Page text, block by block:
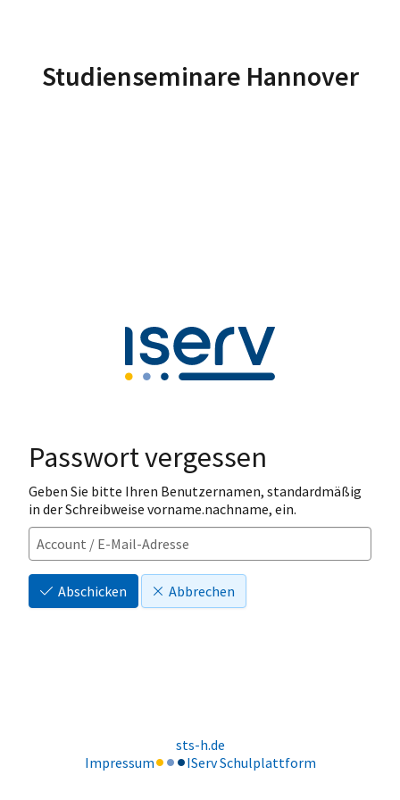
Studienseminare Hannover
Passwort vergessen
Geben Sie bitte Ihren Benutzernamen, standardmäßig
in der Schreibweise vorname.nachname, ein.
Abschicken Abbrechen
sts-h.de
Impressum
IServ Schulplattform